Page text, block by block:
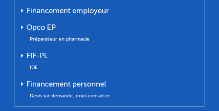
⏵ Financement employeur
⏵ Opco EP
Préparateur en pharmacie
⏵ FIF-PL
IDE
⏵ Financement personnel
Devis sur demande, nous contacter